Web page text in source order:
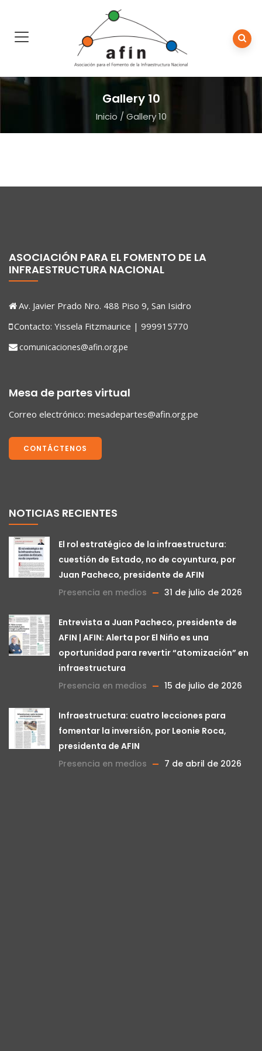
Gallery 10
Inicio / Gallery 10
ASOCIACIÓN PARA EL FOMENTO DE LA
INFRAESTRUCTURA NACIONAL
Av. Javier Prado Nro. 488 Piso 9, San Isidro
Contacto: Yissela Fitzmaurice | 999915770
comunicaciones@afin.org.pe
Mesa de partes virtual
Correo electrónico: mesadepartes@afin.org.pe
CONTÁCTENOS
NOTICIAS RECIENTES
El rol estratégico de la infraestructura:
cuestión de Estado, no de coyuntura, por
Juan Pacheco, presidente de AFIN
Presencia en medios
31 de julio de 2026
Entrevista a Juan Pacheco, presidente de
AFIN | AFIN: Alerta por El Niño es una
oportunidad para revertir “atomización” en
infraestructura
Presencia en medios
15 de julio de 2026
Infraestructura: cuatro lecciones para
fomentar la inversión, por Leonie Roca,
presidenta de AFIN
Presencia en medios
7 de abril de 2026